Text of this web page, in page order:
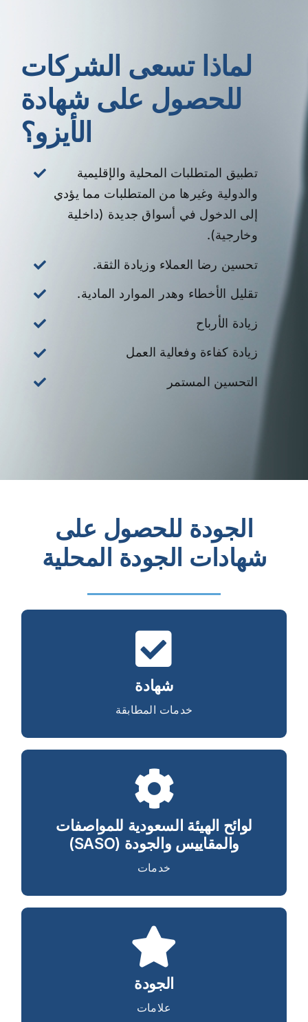
لماذا تسعى الشركات
للحصول على شهادة
الأيزو؟
تطبيق المتطلبات المحلية والإقليمية
والدولية وغيرها من المتطلبات مما يؤدي
إلى الدخول في أسواق جديدة (داخلية
وخارجية).
تحسين رضا العملاء وزيادة الثقة.
تقليل الأخطاء وهدر الموارد المادية.
زيادة الأرباح
زيادة كفاءة وفعالية العمل
التحسين المستمر
الجودة للحصول على
شهادات الجودة المحلية
شهادة
خدمات المطابقة
خدمات شهادة المطابقة
لوائح الهيئة السعودية للمواصفات
والمقاييس والجودة (SASO)
خدمات
خدمات لوائح الهيئة السعودية
للمواصفات والمقاييس والجودة
(SASO)
الجودة
علامات
علامات الجودة